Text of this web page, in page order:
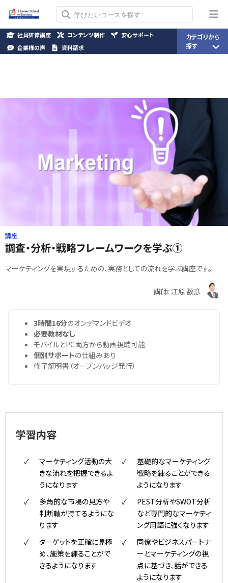
講座
調査・分析・戦略フレームワークを学ぶ①
マーケティングを実現するための、実務としての流れを学ぶ講座です。
講師: 江原 数彦
3時間16分のオンデマンドビデオ
必要教材なし
モバイルとPC両方から動画視聴可能
個別サポートの仕組みあり
修了証明書（オープンバッジ発行）
学習内容
マーケティング活動の大
きな流れを把握できるよ
うになります
基礎的なマーケティング
戦略を練ることができる
ようになります
多角的な市場の見方や
判断軸が持てるようにな
ります
PEST分析やSWOT分析
など専門的なマーケティ
ング用語に強くなります
ターゲットを正確に見極
め、施策を練ることがで
きるようになります
同僚やビジネスパートナ
ーとマーケティングの視
点に基づき、話ができる
ようになります
社員研修講座 コンテンツ制作
安心サポート
企業様の声
資料請求
カテゴリから
探す